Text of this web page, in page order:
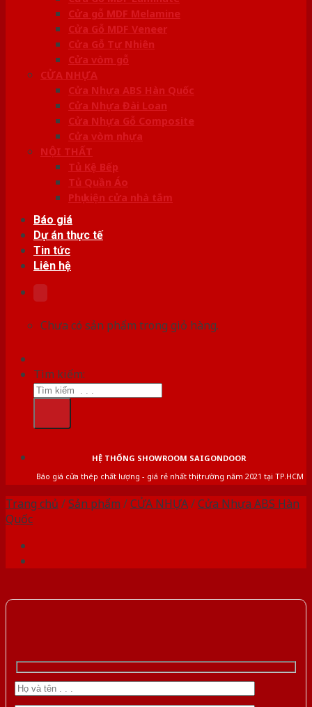
Cửa gỗ MDF Melamine
Cửa Gỗ MDF Veneer
Cửa Gỗ Tự Nhiên
Cửa vòm gỗ
CỬA NHỰA
Cửa Nhựa ABS Hàn Quốc
Cửa Nhựa Đài Loan
Cửa Nhựa Gỗ Composite
Cửa vòm nhựa
NỘI THẤT
Tủ Kệ Bếp
Tủ Quần Áo
Phụ kiện cửa nhà tắm
Báo giá
Dự án thực tế
Tin tức
Liên hệ
Chưa có sản phẩm trong giỏ hàng.
Tìm kiếm:
HỆ THỐNG SHOWROOM SAIGONDOOR
Báo giá cửa thép chất lượng - giá rẻ nhất thị trường năm 2021 tại TP.HCM
Trang chủ /Sản phẩm /CỬA NHỰA/Cửa Nhựa ABS Hàn
Quốc